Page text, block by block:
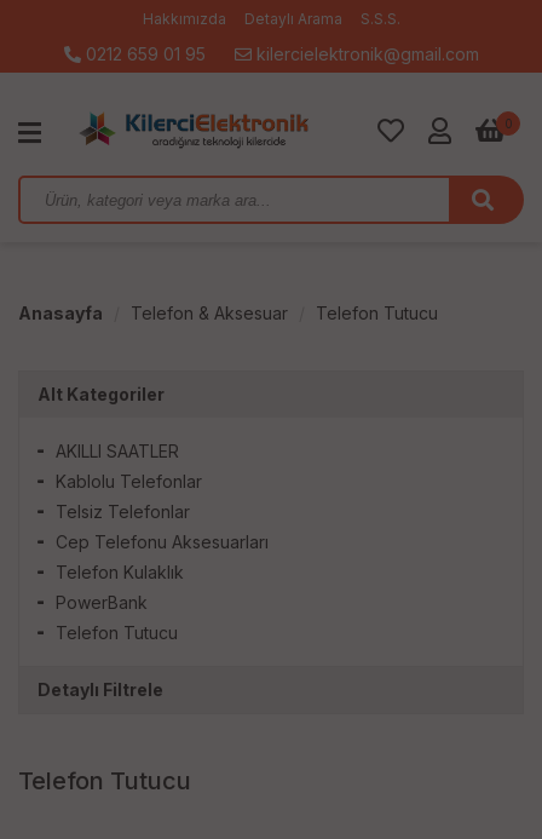
Hakkımızda Detaylı Arama S.S.S.
0212 659 01 95 kilercielektronik@gmail.com
0
Anasayfa Telefon & Aksesuar Telefon Tutucu
Alt Kategoriler
AKILLI SAATLER
Kablolu Telefonlar
Telsiz Telefonlar
Cep Telefonu Aksesuarları
Telefon Kulaklık
PowerBank
Telefon Tutucu
Detaylı Filtrele
ki̇lerci̇
Telefon Tutucu